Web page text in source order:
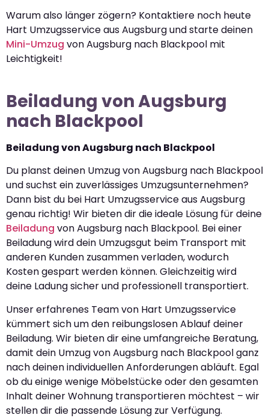
Warum also länger zögern? Kontaktiere noch heute
Hart Umzugsservice aus Augsburg und starte deinen
Mini-Umzug von Augsburg nach Blackpool mit
Leichtigkeit!
Beiladung von Augsburg
nach Blackpool
Beiladung von Augsburg nach Blackpool
Du planst deinen Umzug von Augsburg nach Blackpool
und suchst ein zuverlässiges Umzugsunternehmen?
Dann bist du bei Hart Umzugsservice aus Augsburg
genau richtig! Wir bieten dir die ideale Lösung für deine
Beiladung von Augsburg nach Blackpool. Bei einer
Beiladung wird dein Umzugsgut beim Transport mit
anderen Kunden zusammen verladen, wodurch
Kosten gespart werden können. Gleichzeitig wird
deine Ladung sicher und professionell transportiert.
Unser erfahrenes Team von Hart Umzugsservice
kümmert sich um den reibungslosen Ablauf deiner
Beiladung. Wir bieten dir eine umfangreiche Beratung,
damit dein Umzug von Augsburg nach Blackpool ganz
nach deinen individuellen Anforderungen abläuft. Egal
ob du einige wenige Möbelstücke oder den gesamten
Inhalt deiner Wohnung transportieren möchtest – wir
stellen dir die passende Lösung zur Verfügung.